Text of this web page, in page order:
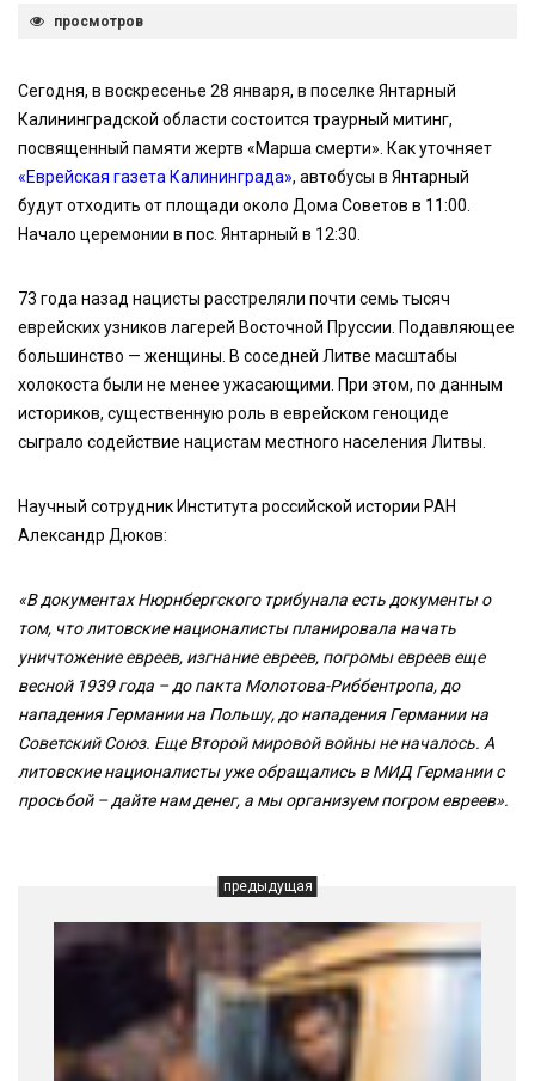
просмотров
Сегодня, в воскресенье 28 января, в поселке Янтарный
Калининградской области состоится траурный митинг,
посвященный памяти жертв «Марша смерти». Как уточняет
«Еврейская газета Калининграда», автобусы в Янтарный
будут отходить от площади около Дома Советов в 11:00.
Начало церемонии в пос. Янтарный в 12:30.
73 года назад нацисты расстреляли почти семь тысяч
еврейских узников лагерей Восточной Пруссии. Подавляющее
большинство — женщины. В соседней Литве масштабы
холокоста были не менее ужасающими. При этом, по данным
историков, существенную роль в еврейском геноциде
сыграло содействие нацистам местного населения Литвы.
Научный сотрудник Института российской истории РАН
Александр Дюков:
«В документах Нюрнбергского трибунала есть документы о
том, что литовские националисты планировала начать
уничтожение евреев, изгнание евреев, погромы евреев еще
весной 1939 года – до пакта Молотова-Риббентропа, до
нападения Германии на Польшу, до нападения Германии на
Советский Союз. Еще Второй мировой войны не началось. А
литовские националисты уже обращались в МИД Германии с
просьбой – дайте нам денег, а мы организуем погром евреев».
предыдущая